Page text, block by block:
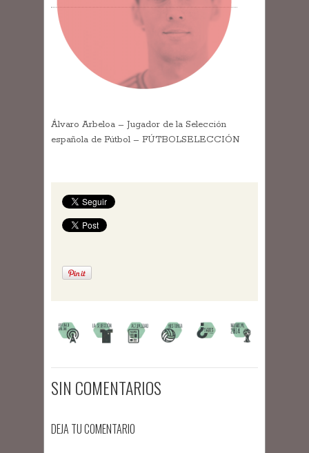
Álvaro Arbeloa – Jugador de la Selección
española de Fútbol – FÚTBOLSELECCIÓN
SIN COMENTARIOS
DEJA TU COMENTARIO